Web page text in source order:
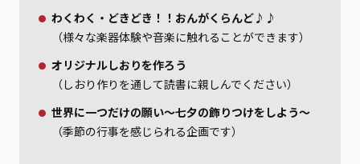
わくわく・どきどき！！おんがくらんど♪♪
（様々な楽器体験や音楽に触れることができます）
オリジナルしおりを作ろう
（しおり作りを通して読書に親しんでください）
世界に一つだけの願い～七夕の飾りつけをしよう～
（季節の行事を感じられる企画です）